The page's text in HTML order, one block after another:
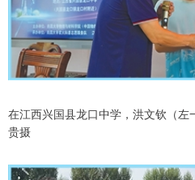
在江西兴国县龙口中学，洪文钦（
贵摄